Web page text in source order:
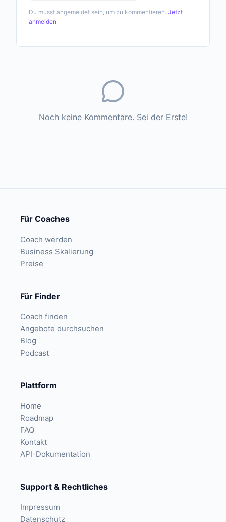
Du musst angemeldet sein, um zu kommentieren. Jetzt
anmelden
Noch keine Kommentare. Sei der Erste!
Für Coaches
Coach werden
Business Skalierung
Preise
Für Finder
Coach finden
Angebote durchsuchen
Blog
Podcast
Plattform
Home
Roadmap
FAQ
Kontakt
API-Dokumentation
Support & Rechtliches
Impressum
Datenschutz